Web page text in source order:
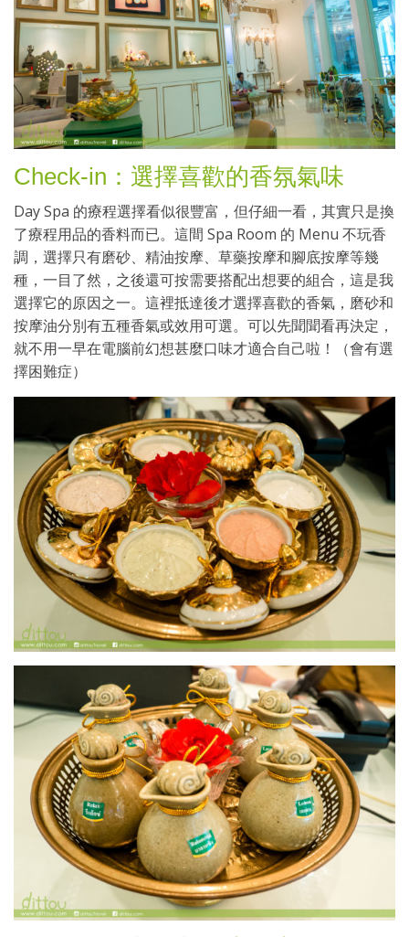
Check-in：選擇喜歡的香氛氣味
Day Spa 的療程選擇看似很豐富，但仔細一看，其實只是換
了療程用品的香料而已。這間 Spa Room 的 Menu 不玩香
調，選擇只有磨砂、精油按摩、草藥按摩和腳底按摩等幾
種，一目了然，之後還可按需要搭配出想要的組合，這是我
選擇它的原因之一。這裡抵達後才選擇喜歡的香氣，磨砂和
按摩油分別有五種香氣或效用可選。可以先聞聞看再決定，
就不用一早在電腦前幻想甚麼口味才適合自己啦！（會有選
擇困難症）